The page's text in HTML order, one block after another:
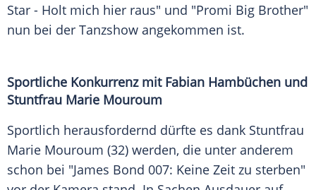
Star - Holt mich hier raus" und "Promi Big Brother"
nun bei der Tanzshow angekommen ist.
Sportliche Konkurrenz mit Fabian Hambüchen und
Stuntfrau Marie Mouroum
Sportlich herausfordernd dürfte es dank Stuntfrau
Marie Mouroum (32) werden, die unter anderem
schon bei "James Bond 007: Keine Zeit zu sterben"